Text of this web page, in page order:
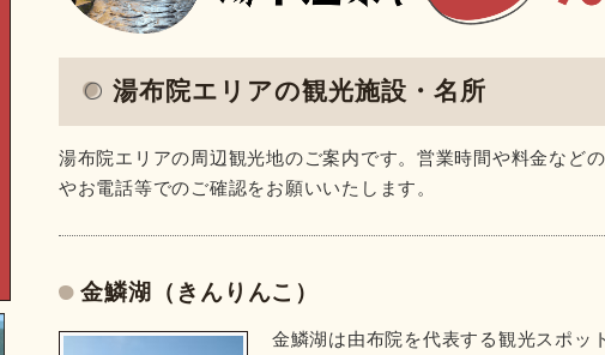
湯布院エリアの観光施設・名所
湯布院エリアの周辺観光地のご案内です。営業時間や料金など
やお電話等でのご確認をお願いいたします。
金鱗湖（きんりんこ）
金鱗湖は由布院を代表する観光スポッ